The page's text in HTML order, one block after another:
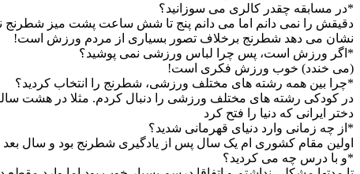
*در مسابقه چقدر کالری می سوزانید؟
دقیقش را نمی دانم اما می دانم پنج تا شش ساعت پشت میز شطرنج
نشان می دهد شطرنج برخلاف تصور بسیاری از مردم ورزش است!
*اگر ورزش است، پس چرا لباس ورزشی نمی پوشید؟
(می خندد) خوب ورزش فکری است!
*چرا بین همه رشته های مختلف ورزشی، شطرنج را انتخاب کردید؟
در کودکی رشته های مختلف ورزشی را دنبال کردم. مثلا در هشت
دختر ایرانی که دنیا را فتح کرد
*از چه زمانی وارد دنیای قهرمانی شدید؟
اولین مقام کشوری ام یک سال پس از یادگیری شطرنج بود و سال
*و با درس چه می کردید؟